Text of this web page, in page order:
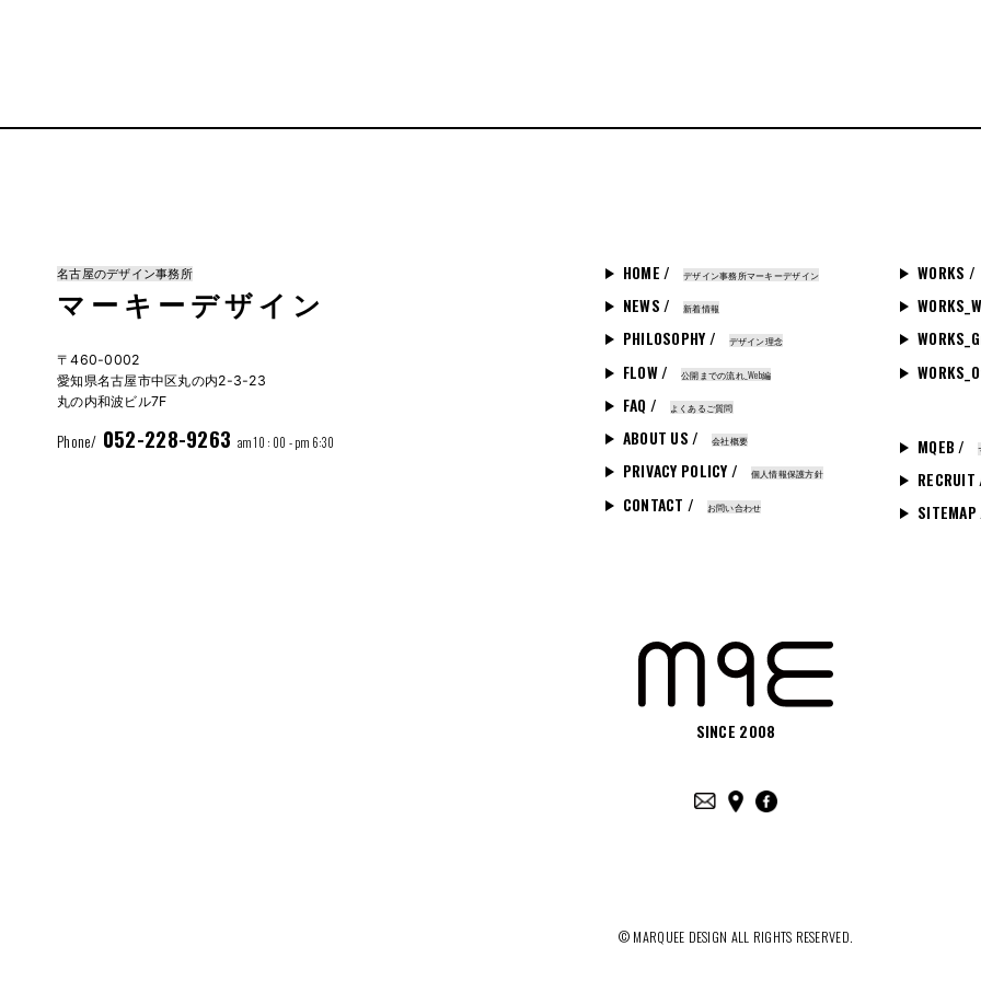
HOME / デザイン事務所マーキーデザイン
NEWS / 新着情報
PHILOSOPHY / デザイン理念
FLOW / 公開までの流れ_Web編
FAQ / よくあるご質問
ABOUT US / 会社概要
PRIVACY POLICY / 個人情報保護方針
CONTACT / お問い合わせ
WORKS /
MQEB /
RECRUIT
名古屋のデザイン事務所
マーキーデザイン
〒460-0002
愛知県名古屋市中区丸の内2-3-23
丸の内和波ビル7F
Phone/ 052-228-9263 am 10 : 00 - pm 6:30
SINCE 2008
© MARQUEE DESIGN ALL RIGHTS RESERVED.